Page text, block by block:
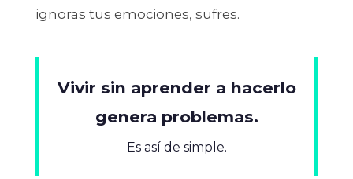
ignoras tus emociones, sufres.
Vivir sin aprender a hacerlo
genera problemas.
Es así de simple.